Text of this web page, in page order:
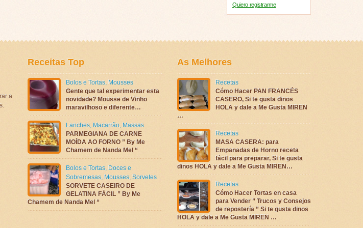
Quiero registrarme
a
Receitas Top
Bolos e Tortas, Mousses
Gente que tal experimentar esta
novidade? Mousse de Vinho
maravilhoso e diferente…
Lanches, Macarrão, Massas
PARMEGIANA DE CARNE
MOÍDA AO FORNO ” By Me
Chamem de Nanda Mel “
Bolos e Tortas, Doces e
Sobremesas, Mousses, Sorvetes
SORVETE CASEIRO DE
GELATINA FÁCIL ” By Me
Chamem de Nanda Mel “
As Melhores
Recetas
Cómo Hacer PAN FRANCÉS
CASERO, Si te gusta dinos
HOLA y dale a Me Gusta MIREN
…
Recetas
MASA CASERA: para
Empanadas de Horno receta
fácil para preparar, Si te gusta
dinos HOLA y dale a Me Gusta MIREN…
Recetas
Cómo Hacer Tortas en casa
para Vender ” Trucos y Consejos
de repostería ” Si te gusta dinos
HOLA y dale a Me Gusta MIREN …